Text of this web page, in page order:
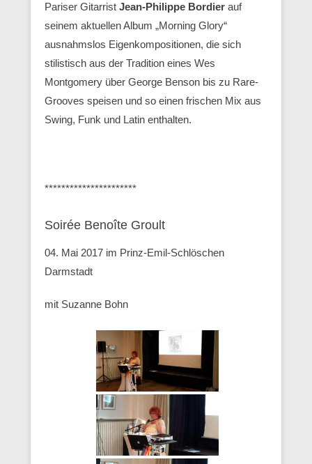
Pariser Gitarrist Jean-Philippe Bordier auf
seinem aktuellen Album „Morning Glory“
ausnahmslos Eigenkompositionen, die sich
stilistisch aus der Tradition eines Wes
Montgomery über George Benson bis zu Rare-
Grooves speisen und so einen frischen Mix aus
Swing, Funk und Latin enthalten.
**********************
Soirée Benoîte Groult
04. Mai 2017 im Prinz-Emil-Schlöschen
Darmstadt
mit Suzanne Bohn